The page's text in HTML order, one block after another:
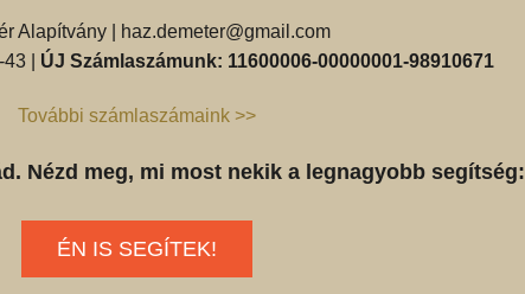
Alapítvány |
haz.demeter@gmail.com
| ÚJ Számlaszámunk: 11600006-00000001-98910671
További számlaszámaink >>
Nézd meg, mi most nekik a legnagyobb segítség:
ÉN IS SEGÍTEK!